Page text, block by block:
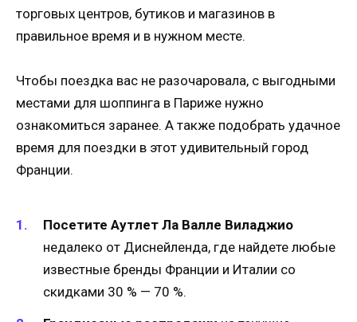
торговых центров, бутиков и магазинов в
правильное время и в нужном месте.
Чтобы поездка вас не разочаровала, с выгодными
местами для шоппинга в Париже нужно
ознакомиться заранее. А также подобрать удачное
время для поездки в этот удивительный город
Франции.
Посетите Аутлет Ла Валле Виладжио
недалеко от Диснейленда, где найдете любые
известные бренды Франции и Италии со
скидками 30 % — 70 %.